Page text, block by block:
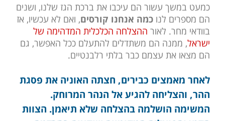
כמעט במשך עשור הם עיכבו את ברכת הגז שלנו, ושנים
הם מספרים לנו כמה אנחנו קורסים, ואם לא עכשיו, אז
בוודאי מחר. לאור ההצלחה הכלכלית המדהימה של
ישראל, ממנה הם משתדלים להתעלם ככל האפשר, גם
הם מצאו את עצמם כבר בלתי רלבנטיים.
לאחר מאמצים כבירים, חצתה האוניה את פסגת
ההר, והצליחה להגיע אל הנהר המרוחק.
המשימה הושלמה בהצלחה שלא תיאמן. הצוות